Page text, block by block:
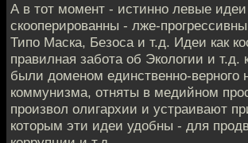
А в тот момент - истинно левые
скооперированны - лже-
Типо Маска, Безоса и т.д. Идеи как
правилная забота об Экологии и т.д.
были доменом единственно-верного
коммунизма, отняты в медийном
произвол олигархии и устраивают
которым эти идеи удобны - для